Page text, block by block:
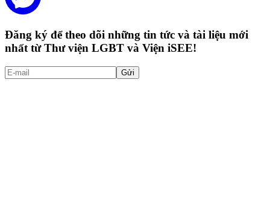
Đăng ký để theo dõi những tin tức và tài liệu mới
nhất từ Thư viện LGBT và Viện iSEE!
Gửi